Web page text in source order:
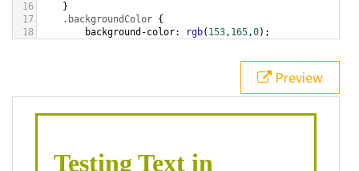
16
}
17
.backgroundColor {
18
background-color: rgb( 153, 165,0);
bottom ,
white, rgb(153,165,0));
div class="textColor borderColor"
Preview